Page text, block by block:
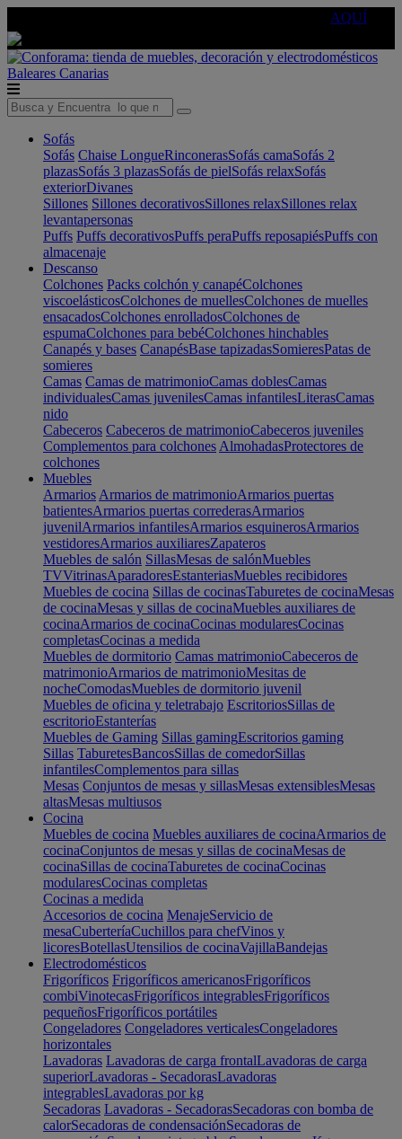
AQUÍ
Baleares Canarias
Sofás
Sofás Chaise LongueRinconerasSofás camaSofás 2
plazasSofás 3 plazasSofás de pielSofás relaxSofás
exteriorDivanes
Sillones Sillones decorativosSillones relaxSillones relax
levantapersonas
Puffs Puffs decorativosPuffs peraPuffs reposapiésPuffs con
almacenaje
Descanso
Colchones Packs colchón y canapéColchones
viscoelásticosColchones de muellesColchones de muelles
ensacadosColchones enrolladosColchones de
espumaColchones para bebéColchones hinchables
Canapés y bases CanapésBase tapizadasSomieresPatas de
somieres
Camas Camas de matrimonioCamas doblesCamas
individualesCamas juvenilesCamas infantilesLiterasCamas
nido
Cabeceros Cabeceros de matrimonioCabeceros juveniles
Complementos para colchones AlmohadasProtectores de
colchones
Muebles
Armarios Armarios de matrimonioArmarios puertas
batientesArmarios puertas correderasArmarios
juvenilArmarios infantilesArmarios esquinerosArmarios
vestidoresArmarios auxiliaresZapateros
Muebles de salón SillasMesas de salónMuebles
TVVitrinasAparadoresEstanteriasMuebles recibidores
Muebles de cocina Sillas de cocinasTaburetes de cocinaMesas
de cocinaMesas y sillas de cocinaMuebles auxiliares de
cocinaArmarios de cocinaCocinas modularesCocinas
completasCocinas a medida
Muebles de dormitorio Camas matrimonioCabeceros de
matrimonioArmarios de matrimonioMesitas de
nocheComodasMuebles de dormitorio juvenil
Muebles de oficina y teletrabajo EscritoriosSillas de
escritorioEstanterías
Muebles de Gaming Sillas gamingEscritorios gaming
Sillas TaburetesBancosSillas de comedorSillas
infantilesComplementos para sillas
Mesas Conjuntos de mesas y sillasMesas extensiblesMesas
altasMesas multiusos
Cocina
Muebles de cocina Muebles auxiliares de cocinaArmarios de
cocinaConjuntos de mesas y sillas de cocinaMesas de
cocinaSillas de cocinaTaburetes de cocinaCocinas
modularesCocinas completas
Cocinas a medida
Accesorios de cocina MenajeServicio de
mesaCuberteríaCuchillos para chefVinos y
licoresBotellasUtensilios de cocinaVajillaBandejas
Electrodomésticos
Frigoríficos Frigoríficos americanosFrigoríficos
combiVinotecasFrigoríficos integrablesFrigoríficos
pequeñosFrigoríficos portátiles
Congeladores Congeladores verticalesCongeladores
horizontales
Lavadoras Lavadoras de carga frontalLavadoras de carga
superiorLavadoras - SecadorasLavadoras
integrablesLavadoras por kg
Secadoras Lavadoras - SecadorasSecadoras con bomba de
calorSecadoras de condensaciónSecadoras de